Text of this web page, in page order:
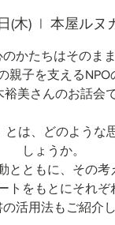
(木)
  |
本屋ルヌ
かたちはそのま
親子を支える
裕美さんのお話会で
とは、どのよう
しょうか。
とともに、その考
トをもとにそれ
活用法もご紹介し